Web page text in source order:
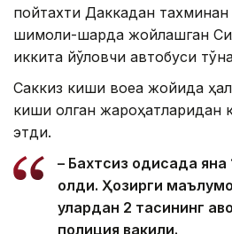
пойтахти Даккадан
шимоли-шарқда жойлашган
иккита йўловчи автобуси
Саккиз киши воқеа жойида
киши олган жароҳатларидан
этди.
– Бахтсиз ҳодисада
олди. Ҳозирги
улардан 2 тасининг
полиция вакили.